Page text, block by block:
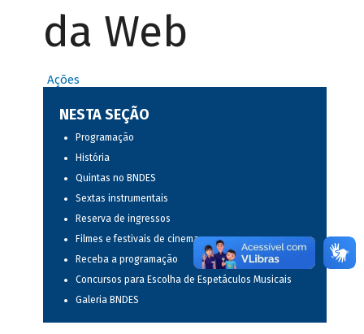
da Web
Ações
NESTA SEÇÃO
Programação
História
Quintas no BNDES
Sextas instrumentais
Reserva de ingressos
Filmes e festivais de cinema
Receba a programação
Concursos para Escolha de Espetáculos Musicais
Galeria BNDES